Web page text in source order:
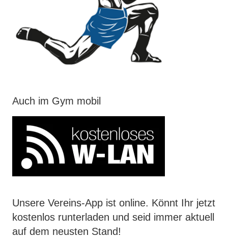
Auch im Gym mobil
Unsere Vereins-App ist online. Könnt Ihr jetzt
kostenlos runterladen und seid immer aktuell
auf dem neusten Stand!